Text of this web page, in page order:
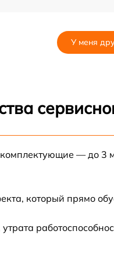
У меня
— до 3
который прямо